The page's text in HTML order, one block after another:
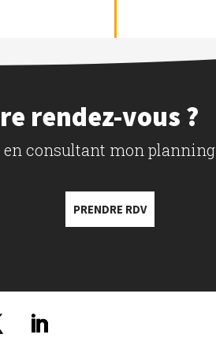
rendez-vous ?
en consultant mon planning
PRENDRE RDV